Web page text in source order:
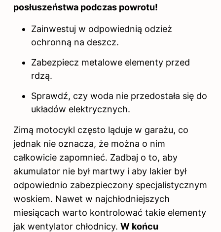
posłuszeństwa podczas powrotu!
Zainwestuj w odpowiednią odzież
ochronną na deszcz.
Zabezpiecz metalowe elementy przed
rdzą.
Sprawdź, czy woda nie przedostała się do
układów elektrycznych.
Zimą motocykl często ląduje w garażu, co
jednak nie oznacza, że można o nim
całkowicie zapomnieć. Zadbaj o to, aby
akumulator nie był martwy i aby lakier był
odpowiednio zabezpieczony specjalistycznym
woskiem. Nawet w najchłodniejszych
miesiącach warto kontrolować takie elementy
jak wentylator chłodnicy. W końcu